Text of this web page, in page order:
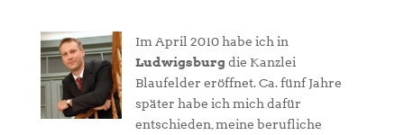
Im April 2010 habe ich in
Ludwigsburg die Kanzlei
Blaufelder eröffnet. Ca. fünf Jahre
später habe ich mich dafür
entschieden, meine berufliche